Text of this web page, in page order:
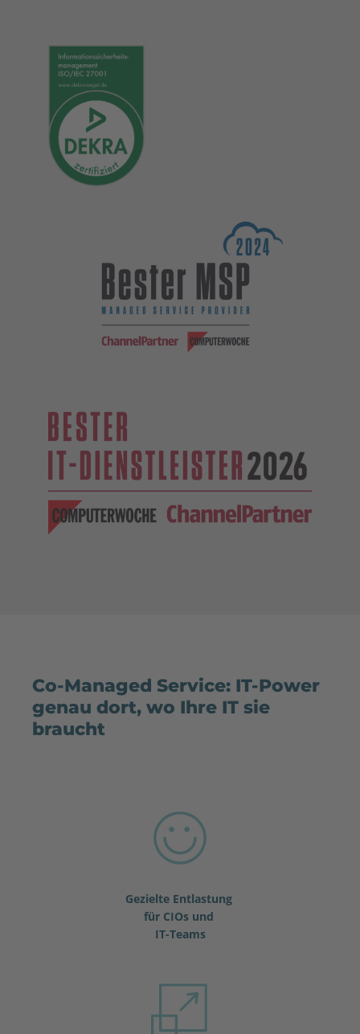
Co-Managed Service: IT-Power
genau dort, wo Ihre IT sie
braucht
Gezielte Entlastung
für CIOs und
IT-Teams